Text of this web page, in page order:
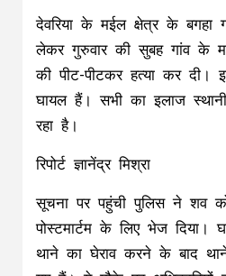
देवरिया के मईल क्षेत्र के बगहा
लेकर गुरुवार की सुबह गांव के
की पीट-पीटकर हत्या कर दी।
घायल हैं। सभी का इलाज
रहा है।
रिपोर्ट ज्ञानेंद्र मिश्रा
सूचना पर पहुंची पुलिस ने शव
पोस्टमार्टम के लिए भेज दिया।
थाने का घेराव करने के बाद